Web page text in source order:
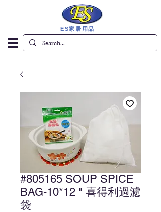
ES家居用品
#805165 SOUP SPICE
BAG-10*12 " 喜得利過濾
袋